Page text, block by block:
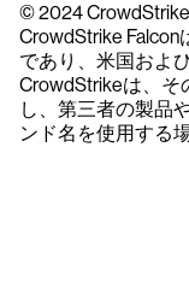
© 2024
CrowdStrike Falcon
であり、米国およ
CrowdStrikeは、そ
し、第三者の製品
ンド名を使用する